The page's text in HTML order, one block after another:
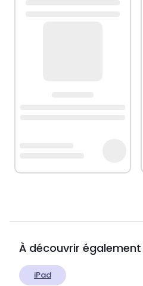
À découvrir également
iPad